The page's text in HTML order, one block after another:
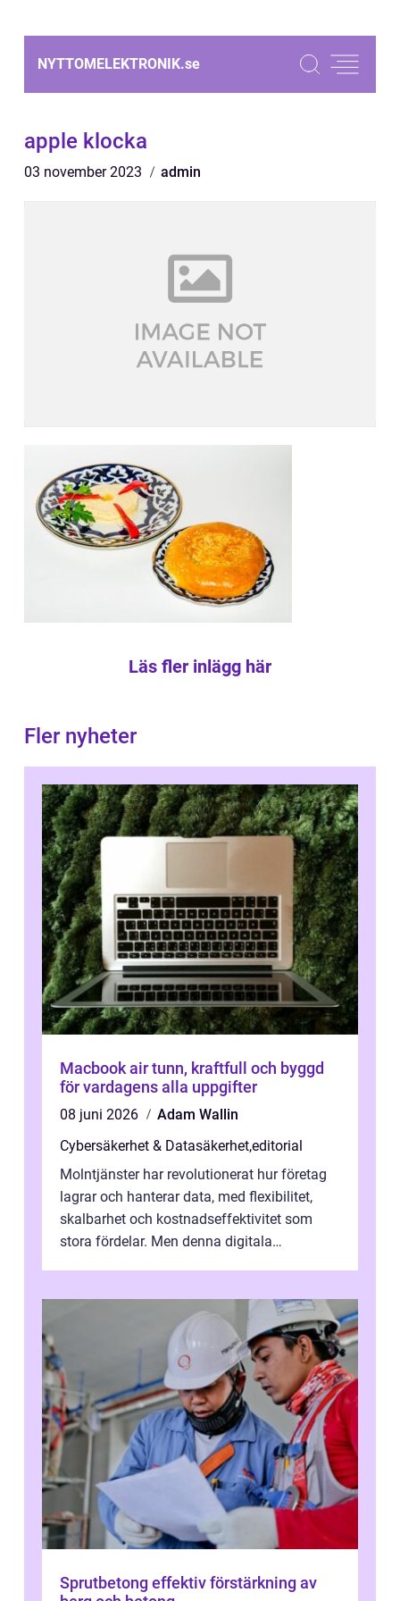
NYTTOMELEKTRONIK.se
apple klocka
03 november 2023 admin
Läs fler inlägg här
Fler nyheter
Macbook air tunn, kraftfull och byggd
för vardagens alla uppgifter
08 juni 2026
Adam Wallin
Cybersäkerhet & Datasäkerhet,editorial
Molntjänster har revolutionerat hur företag
lagrar och hanterar data, med flexibilitet,
skalbarhet och kostnadseffektivitet som
stora fördelar. Men denna digitala
Sprutbetong effektiv förstärkning av